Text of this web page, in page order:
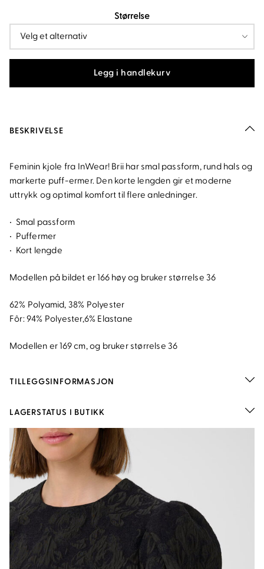
kr2
kr1
Størrelse
Legg i handlekurv
BESKRIVELSE
Feminin kjole fra InWear! Brii har smal passform, rund hals og
markerte puff-ermer. Den korte lengden gir et moderne
uttrykk og optimal komfort til flere anledninger.
• Smal passform
• Puffermer
• Kort lengde
Modellen på bildet er 166 høy og bruker størrelse 36
62% Polyamid, 38% Polyester
Fôr:94% Polyester,6% Elastane
Modellen er 169 cm, og bruker størrelse 36
TILLEGGSINFORMASJON
LAGERSTATUS I BUTIKK